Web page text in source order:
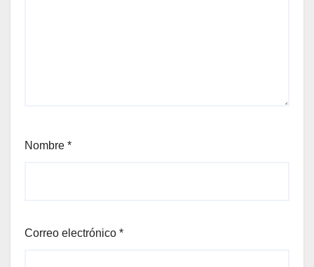
Nombre *
Correo electrónico *